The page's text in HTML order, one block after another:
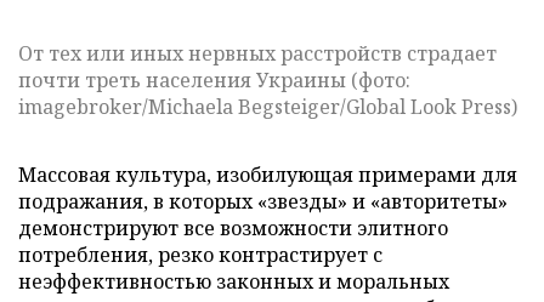
От тех или иных нервных расстройств страдает
почти треть населения Украины (фото:
imagebroker/Michaela Begsteiger/Global Look Press)
Массовая культура, изобилующая примерами для
подражания, в которых «звезды» и «авторитеты»
демонстрируют все возможности элитного
потребления, резко контрастирует с
неэффективностью законных и моральных